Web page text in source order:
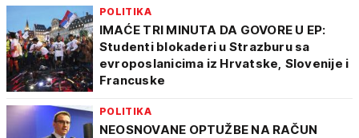
POLITIKA
IMAĆE TRI MINUTA DA GOVORE U EP:
Studenti blokaderi u Strazburu sa
evroposlanicima iz Hrvatske, Slovenije i
Francuske
POLITIKA
NEOSNOVANE OPTUŽBE NA RAČUN